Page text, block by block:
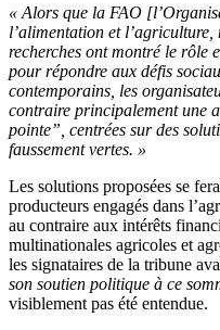
« Alors que la FAO
l’alimentation et
recherches ont montré le rôle
pour répondre aux défis
contemporains, les
contraire principalement une
pointe”, centrées sur des
faussement vertes. »
Les solutions proposées se
producteurs engagés dans
au contraire aux intérêts
multinationales agricoles et
les signataires de la tribune
son soutien politique à ce
visiblement pas été entendue.